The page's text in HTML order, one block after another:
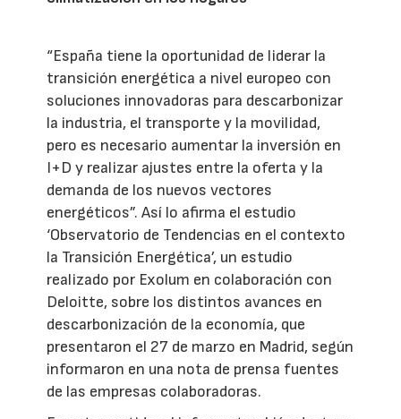
“España tiene la oportunidad de liderar la
transición energética a nivel europeo con
soluciones innovadoras para descarbonizar
la industria, el transporte y la movilidad,
pero es necesario aumentar la inversión en
I+D y realizar ajustes entre la oferta y la
demanda de los nuevos vectores
energéticos”. Así lo afirma el estudio
‘Observatorio de Tendencias en el contexto
la Transición Energética’, un estudio
realizado por Exolum en colaboración con
Deloitte, sobre los distintos avances en
descarbonización de la economía, que
presentaron el 27 de marzo en Madrid, según
informaron en una nota de prensa fuentes
de las empresas colaboradoras.